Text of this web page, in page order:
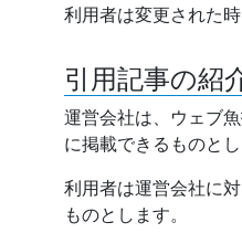
利用者は変更された
引用記事の紹
運営会社は、ウェブ
に掲載できるものとし
利用者は運営会社に
ものとします。